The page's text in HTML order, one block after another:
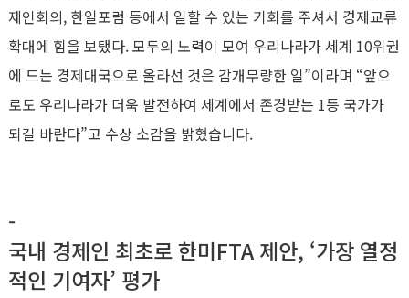
제인회의, 한일포럼 등에서 일할 수 있는 기회를 주셔서 경제교류
확대에 힘을 보탰다. 모두의 노력이 모여 우리나라가 세계 10위권
에 드는 경제대국으로 올라선 것은 감개무량한 일”이라며 “앞으
로도 우리나라가 더욱 발전하여 세계에서 존경받는 1등 국가가
되길 바란다”고 수상 소감을 밝혔습니다.
-
국내 경제인 최초로 한미FTA 제안, ‘가장 열정
적인 기여자’ 평가